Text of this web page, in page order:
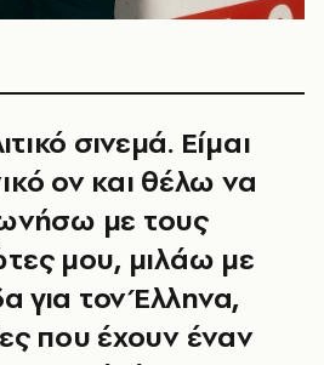
σινεμά. Είμαι
ον και θέλω να
με τους
μου, μιλάω με
για τον Έλληνα,
που έχουν έναν